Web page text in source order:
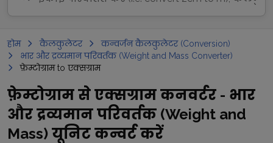
होम कैलकुलेटर
कन्वर्जन कैलकुलेटर (Conversion)
भार और द्रव्यमान परिवर्तक (Weight and Mass Converter)
फ़ेम्टोग्राम to एक्सग्राम
फ़ेम्टोग्राम से एक्सग्राम कनवर्टर - भार
और द्रव्यमान परिवर्तक (Weight and
Mass) यूनिट कन्वर्ट करें